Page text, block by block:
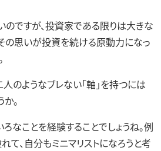
ですが、投資家である限りは大きな
の思いが投資を続ける原動力になっ
のようなブレない「軸」を持つには
。
ろなことを経験することでしょうね。例
て、自分もミニマリストになろうと考